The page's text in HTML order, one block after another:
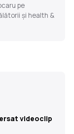
pe
și health &
videoclip